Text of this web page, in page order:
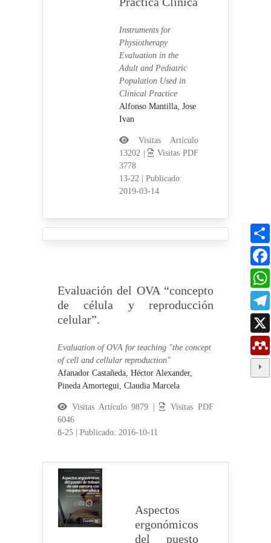
Instruments for
Physiotherapy
Evaluation in the
Adult and Pediatric
Population Used in
Clinical Practice
Alfonso Mantilla, Jose
Ivan
Visitas Artículo
13202 |
Visitas PDF
3778
13-22
Publicado:
2019-03-14
Evaluación del OVA “concepto
de célula y reproducción
celular”.
Evaluation of OVA for teaching "the concept
of cell and cellular reproduction"
Afanador Castañeda, Héctor Alexander,
Pineda Amortegui, Claudia Marcela
Visitas Artículo 9879 |
Visitas PDF
6046
8-25
|Publicado: 2016-10-11
Aspectos
ergonómicos
del puesto